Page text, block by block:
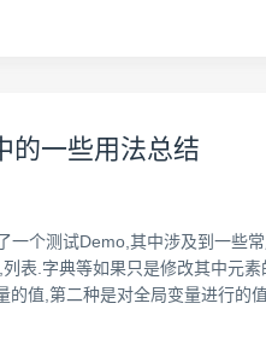
的一些用法总结
一个测试Demo,其中涉及到一些
表.字典等如果只是修改其中元
的值,第二种是对全局变量进行的